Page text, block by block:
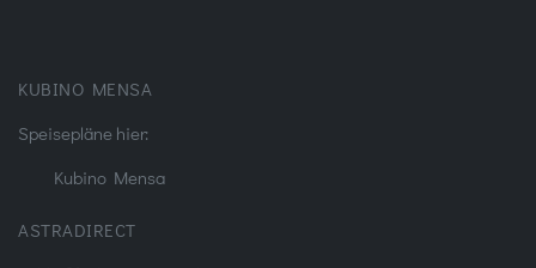
KUBINO MENSA
Speisepläne hier:
Kubino Mensa
ASTRADIRECT